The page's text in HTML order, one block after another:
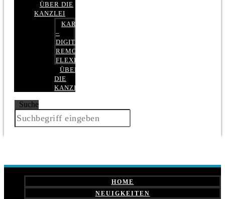
ÜBER DIE
KANZLEI
KARRIERE
–
DIGITAL,
REMOTE,
FLEXIBEL
ÜBER
DIE
KANZLEI
Suche
HOME
NEUIGKEITEN